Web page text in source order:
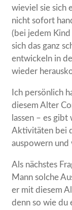
wieviel sie sich
nicht sofort
(bei jedem
sich das ganz
entwickeln in
wieder
Ich persönlich
diesem Alter
lassen – es
Aktivitäten bei
auspowern
Als nächstes
Mann solche
er mit diesem
denn so wie du